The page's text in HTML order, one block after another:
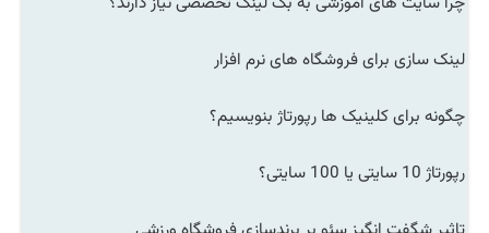
لینک سازی برای فروشگاه های نرم افزار
چگونه برای کلینیک ها رپورتاژ بنویسیم؟
رپورتاژ 10 سایتی یا 100 سایتی؟